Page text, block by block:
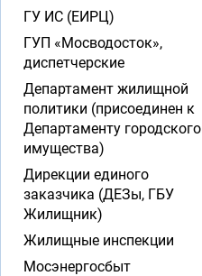
ГУ ИС (ЕИРЦ)
ГУП «Мосводосток»,
диспетчерские
Департамент жилищной
политики (присоединен к
Департаменту городского
имущества)
Дирекции единого
заказчика (ДЕЗы, ГБУ
Жилищник)
Жилищные инспекции
Мосэнергосбыт